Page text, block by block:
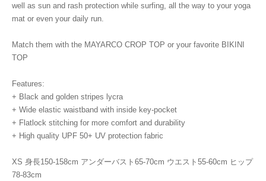
well as sun and rash protection while surfing, all the way to your yoga
mat or even your daily run.
Match them with the MAYARCO CROP TOP or your favorite BIKINI
TOP
Features:
+ Black and golden stripes lycra
+ Wide elastic waistband with inside key-pocket
+ Flatlock stitching for more comfort and durability
+ High quality UPF 50+ UV protection fabric
XS 身長150-158cm アンダーバスト65-70cm ウエスト55-60cm ヒップ
78-83cm